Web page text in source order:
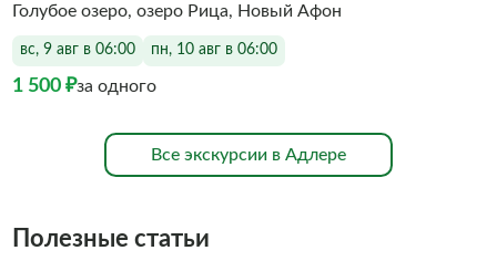
Голубое озеро, озеро Рица, Новый Афон
вс, 9 авг в 06:00 пн, 10 авг в 06:00
1 500 ₽за одного
Все экскурсии в Адлере
Полезные статьи